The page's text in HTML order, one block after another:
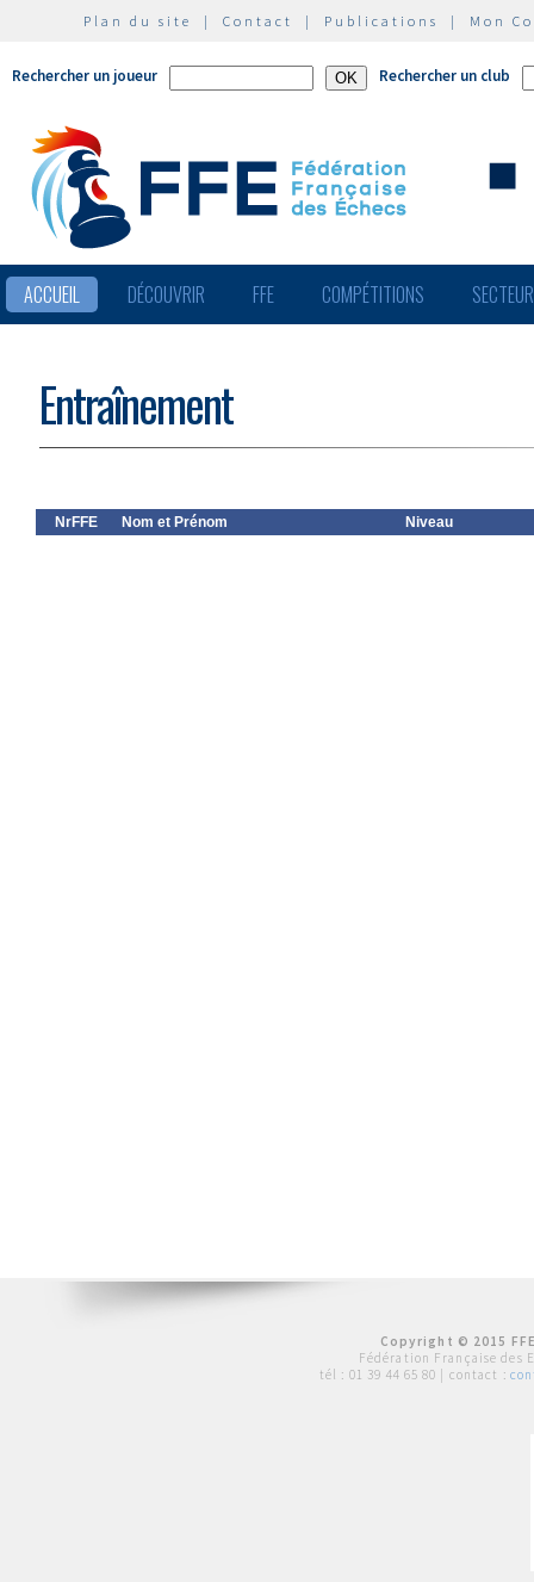
Plan du site | Contact | Publications | Mon
Rechercher un joueur Rechercher un club
ACCUEIL DÉCOUVRIR FFE COMPÉTITIONS
Entraînement
NrFFE Nom et Prénom Niveau
Copyright © 2015
Fédération Française des
tél : 01 39 44 65 80 | contact :